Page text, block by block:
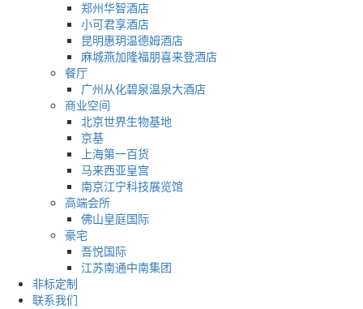
郑州华智酒店
小可君享酒店
昆明惠玥温德姆酒店
麻城燕加隆福朋喜来登酒店
餐厅
广州从化碧泉温泉大酒店
商业空间
北京世界生物基地
京基
上海第一百货
马来西亚皇宫
南京江宁科技展览馆
高端会所
佛山皇庭国际
豪宅
吾悦国际
江苏南通中南集团
非标定制
联系我们